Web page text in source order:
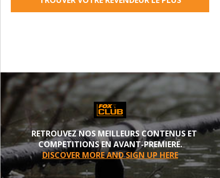
RETROUVEZ NOS MEILLEURS CONTENUS ET
COMPETITIONS EN AVANT-PREMIERE.
DISCOVER MORE AND SIGN UP HERE